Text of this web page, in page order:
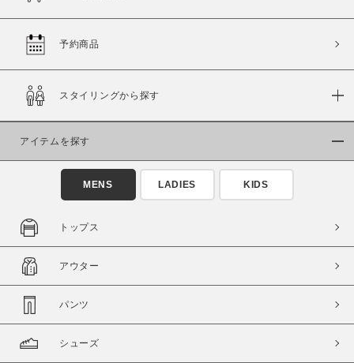
商品タイプ
通常商品
セール価格 WEB限定
在庫
在庫あり
予約商品
スタイリングから探す
アイテムを探す
MENS LADIES KIDS
トップス
アウター
パンツ
シューズ